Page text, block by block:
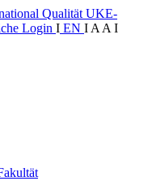
Qualität UKE-
Login I EN I A A I